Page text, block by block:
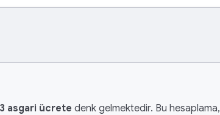
asgari ücrete denk gelmektedir. Bu hesaplama,